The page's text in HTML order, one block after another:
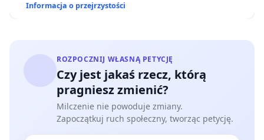
Informacja o przejrzystości
ROZPOCZNIJ WŁASNĄ PETYCJĘ
Czy jest jakaś rzecz, którą
pragniesz zmienić?
Milczenie nie powoduje zmiany.
Zapoczątkuj ruch społeczny, tworząc petycję.